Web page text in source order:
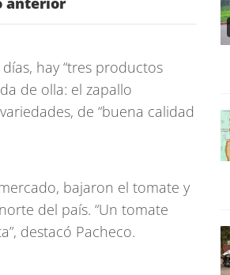
hay “tres productos
de olla: el zapallo
de “buena calidad
bajaron el tomate y
del país. “Un tomate
destacó Pacheco.